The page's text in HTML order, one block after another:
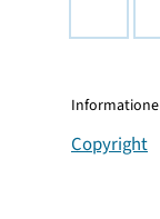
Copyright